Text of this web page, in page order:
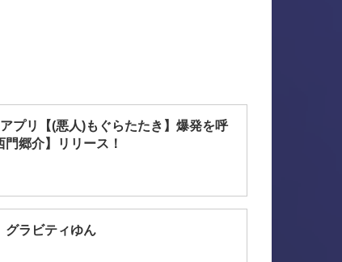
プリ【(悪人)もぐらたたき】爆発を呼
郷介】リリース！
グラビティゆん